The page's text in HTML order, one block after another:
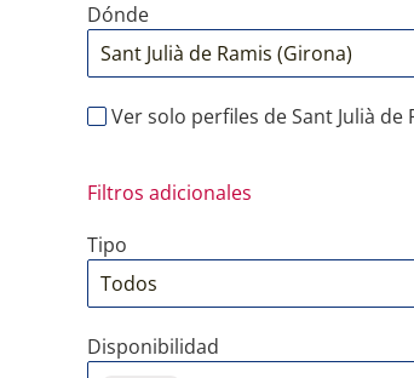
Dónde
Ver solo perfiles de Sant Julià de
Filtros adicionales
Tipo
Disponibilidad